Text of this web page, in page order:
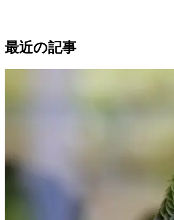
最近の記事